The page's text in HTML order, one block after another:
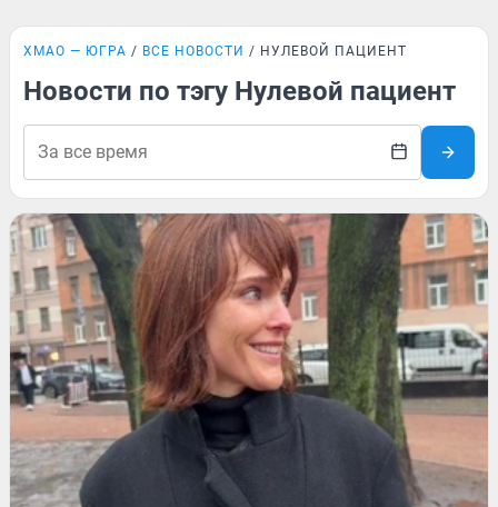
ХМАО — ЮГРА ВСЕ НОВОСТИ НУЛЕВОЙ ПАЦИЕНТ
Новости по тэгу Нулевой пациент